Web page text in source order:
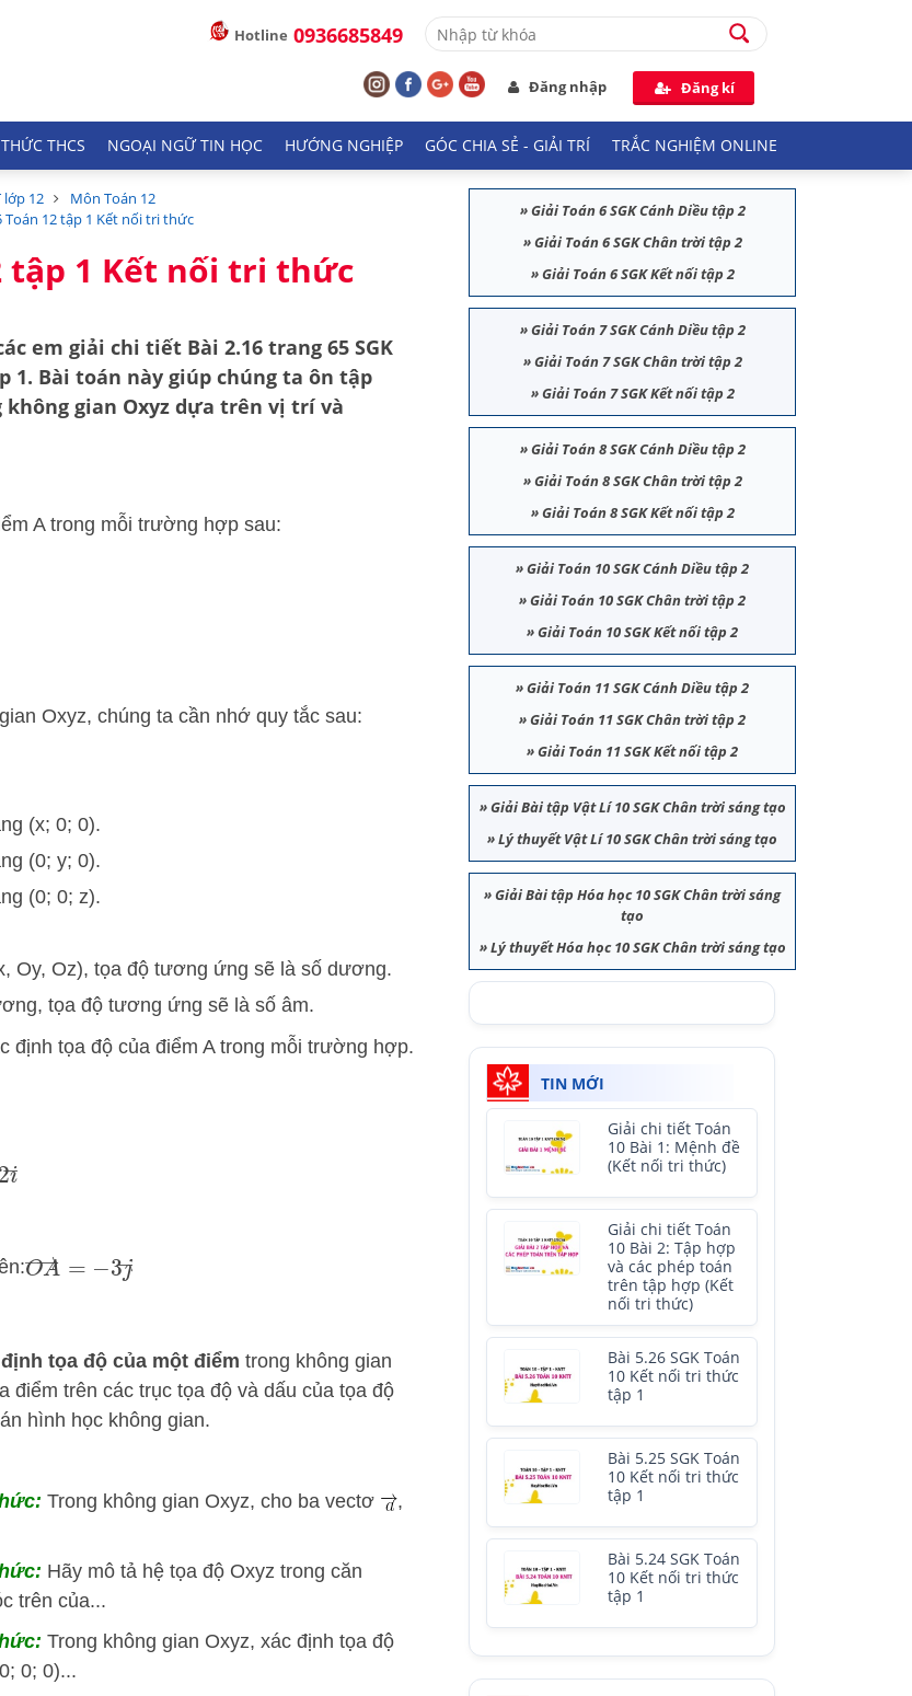
Hotline 0936685849
Đăng nhập Đăng kí
THCS NGOẠI NGỮ TIN HỌC HƯỚNG NGHIỆP GÓC CHIA SẺ - GIẢI TRÍ TRẮC NGHIỆM ONLINE
lớp 12
Môn Toán 12
Toán 12 tập 1 Kết nối tri thức
tập 1 Kết nối tri thức
em giải chi tiết Bài 2.16 trang 65 SGK
1. Bài toán này giúp chúng ta ôn tập
không gian Oxyz dựa trên vị trí và
A trong mỗi trường hợp sau:
Oxyz, chúng ta cần nhớ quy tắc sau:
(x; 0; 0).
(0; y; 0).
(0; 0; z).
Oy, Oz), tọa độ tương ứng sẽ là số dương.
tọa độ tương ứng sẽ là số âm.
định tọa độ của điểm A trong mỗi trường hợp.
2
OA →=−3j→
tọa độ của một điểm trong không gian
điểm trên các trục tọa độ và dấu của tọa độ
hình học không gian.
Trong không gian Oxyz, cho ba vectơ
,
Hãy mô tả hệ tọa độ Oxyz trong căn
trên của...
Trong không gian Oxyz, xác định tọa độ
0; 0)...
»Giải Toán 6 SGK Cánh Diều tập 2
»Giải Toán 6 SGK Chân trời tập 2
»Giải Toán 6 SGK Kết nối tập 2
»Giải Toán 7 SGK Cánh Diều tập 2
»Giải Toán 7 SGK Chân trời tập 2
»Giải Toán 7 SGK Kết nối tập 2
»Giải Toán 8 SGK Cánh Diều tập 2
»Giải Toán 8 SGK Chân trời tập 2
»Giải Toán 8 SGK Kết nối tập 2
»Giải Toán 10 SGK Cánh Diều tập 2
»Giải Toán 10 SGK Chân trời tập 2
»Giải Toán 10 SGK Kết nối tập 2
»Giải Toán 11 SGK Cánh Diều tập 2
»Giải Toán 11 SGK Chân trời tập 2
»Giải Toán 11 SGK Kết nối tập 2
»Giải Bài tập Vật Lí 10 SGK Chân trời sáng tạo
»Lý thuyết Vật Lí 10 SGK Chân trời sáng tạo
»Giải Bài tập Hóa học 10 SGK Chân trời sáng
tạo
»Lý thuyết Hóa học 10 SGK Chân trời sáng tạo
TIN MỚI
Giải chi tiết Toán
10 Bài 1: Mệnh đề
(Kết nối tri thức)
Giải chi tiết Toán
10 Bài 2: Tập hợp
và các phép toán
trên tập hợp (Kết
nối tri thức)
Bài 5.26 SGK Toán
10 Kết nối tri thức
tập 1
Bài 5.25 SGK Toán
10 Kết nối tri thức
tập 1
Bài 5.24 SGK Toán
10 Kết nối tri thức
tập 1